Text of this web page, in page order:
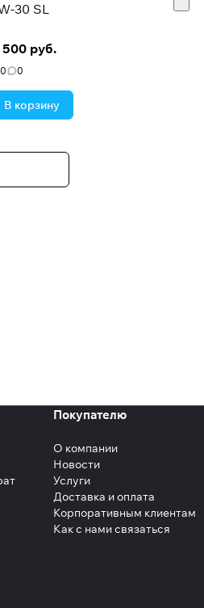
30 SL
руб.
0 0
В корзину
Покупателю
О компании
Новости
Услуги
Доставка и оплата
Корпоративным клиентам
Как с нами связаться